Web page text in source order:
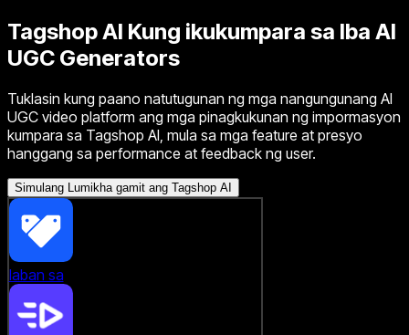
Tagshop AI Kung ikukumpara sa Iba AI
UGC Generators
Tuklasin kung paano natutugunan ng mga nangungunang AI
UGC video platform ang mga pinagkukunan ng impormasyon
kumpara sa Tagshop AI, mula sa mga feature at presyo
hanggang sa performance at feedback ng user.
Simulang Lumikha gamit ang Tagshop AI
laban sa